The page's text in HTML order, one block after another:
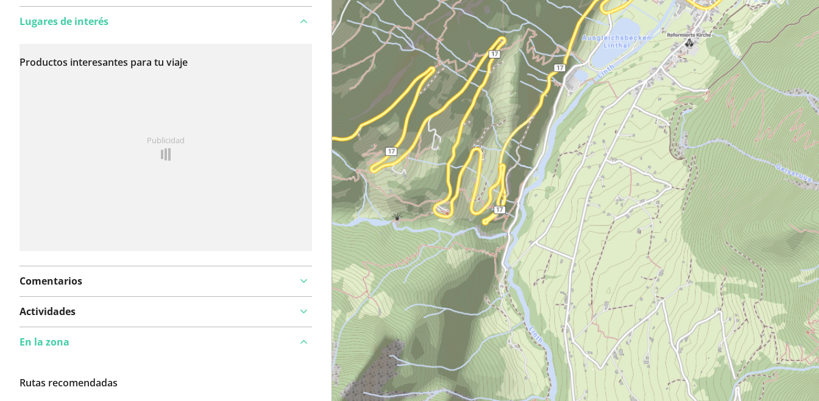
reportado incidencias
Lugares de interés
Productos interesantes para tu viaje
Publicidad
Comentarios
Actividades
En la zona
Rutas recomendadas